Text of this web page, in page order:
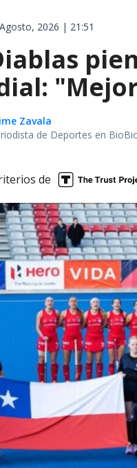
2026 | 21:51
Zavala
de Deportes en
de